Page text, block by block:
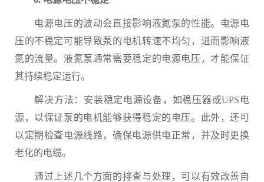
电源电压的波动会直接影响液氮泵的性能。电源电
压的不稳定可能导致泵的电机转速不均匀，进而影响液
氮的流量。液氮泵通常需要稳定的电源电压，才能保证
其持续稳定运行。
解决方法：安装稳定电源设备，如稳压器或UPS电
源，以保证泵的电机能够获得稳定的电压。此外，还可
以定期检查电源线路，确保电源供电正常，并及时更换
老化的电缆。
通过上述几个方面的排查与处理，可以有效改善自